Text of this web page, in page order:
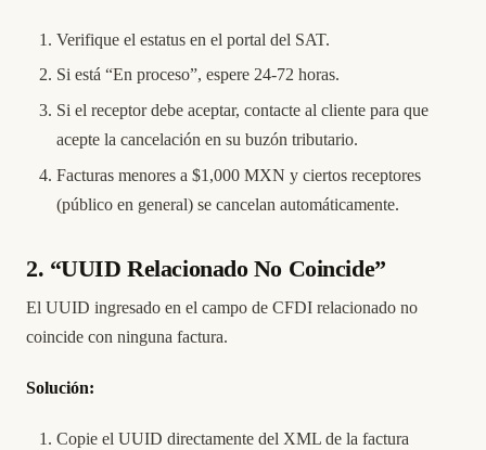
Verifique el estatus en el portal del SAT.
Si está “En proceso”, espere 24-72 horas.
Si el receptor debe aceptar, contacte al cliente para que
acepte la cancelación en su buzón tributario.
Facturas menores a $1,000 MXN y ciertos receptores
(público en general) se cancelan automáticamente.
2. “UUID Relacionado No Coincide”
El UUID ingresado en el campo de CFDI relacionado no
coincide con ninguna factura.
Solución:
Copie el UUID directamente del XML de la factura